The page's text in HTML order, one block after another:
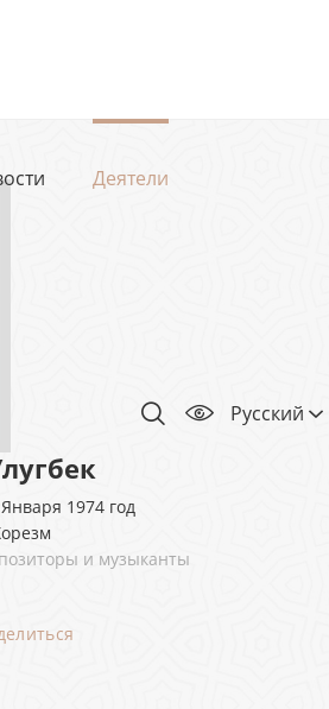
Деятели
Русский
1974 год
и музыканты